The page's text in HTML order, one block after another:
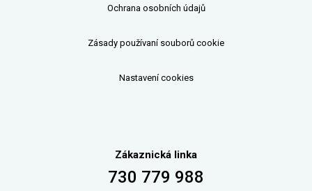
Ochrana osobních údajů
Zásady používaní souborů cookie
Nastavení cookies
Zákaznická linka
730 779 988